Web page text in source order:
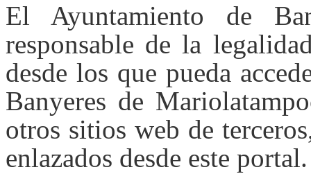
El Ayuntamiento de
responsable de la
desde los que pueda
Banyeres de
otros sitios web de
enlazados desde este portal.